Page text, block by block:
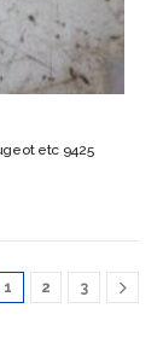
etc 9425
1 2 3